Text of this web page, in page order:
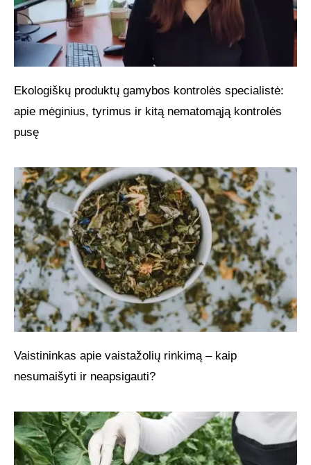
Ekologiškų produktų gamybos kontrolės specialistė:
apie mėginius, tyrimus ir kitą nematomąją kontrolės
pusę
Vaistininkas apie vaistažolių rinkimą – kaip
nesumaišyti ir neapsigauti?